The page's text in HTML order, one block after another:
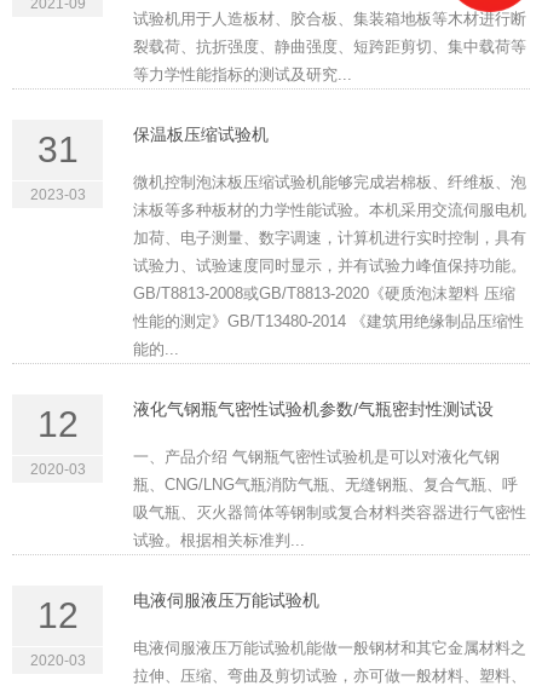
试验机用于人造板材、胶合板、集装箱地板等木材进行断
裂载荷、抗折强度、静曲强度、短跨距剪切、集中载荷等
等力学性能指标的测试及研究...
31
2023-03
保温板压缩试验机
微机控制泡沫板压缩试验机能够完成岩棉板、纤维板、泡
沫板等多种板材的力学性能试验。本机采用交流伺服电机
加荷、电子测量、数字调速，计算机进行实时控制，具有
试验力、试验速度同时显示，并有试验力峰值保持功能。
GB/T8813-2008或GB/T8813-2020《硬质泡沫塑料 压缩
性能的测定》GB/T13480-2014 《建筑用绝缘制品压缩性
能的...
12
2020-03
液化气钢瓶气密性试验机参数/气瓶密封性测试设
一、产品介绍 气钢瓶气密性试验机是可以对液化气钢
瓶、CNG/LNG气瓶消防气瓶、无缝钢瓶、复合气瓶、呼
吸气瓶、灭火器筒体等钢制或复合材料类容器进行气密性
试验。根据相关标准判...
12
2020-03
电液伺服液压万能试验机
电液伺服液压万能试验机能做一般钢材和其它金属材料之
拉伸、压缩、弯曲及剪切试验，亦可做一般材料、塑料、